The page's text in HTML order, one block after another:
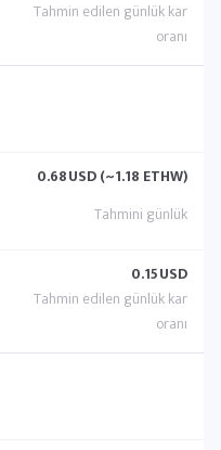
0.68USD (~1.18 ETHW)
0.15USD